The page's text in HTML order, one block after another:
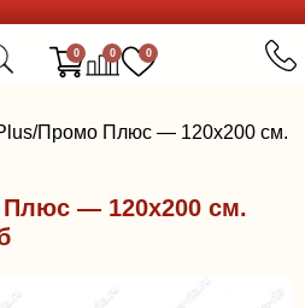
0 0 0
Промо Плюс — 120x200 см.
— 120x200 см.